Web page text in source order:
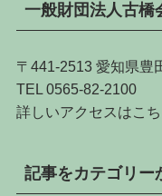
一般財団法人古橋
〒441-2513 愛知県豊
TEL 0565-82-2100
詳しいアクセスはこ
記事をカテゴリー